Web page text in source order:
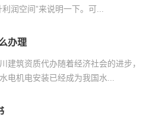
润空间”来说明一下。可...
办理
建筑资质代办随着经济社会的进步，
电机电安装已经成为我国水...